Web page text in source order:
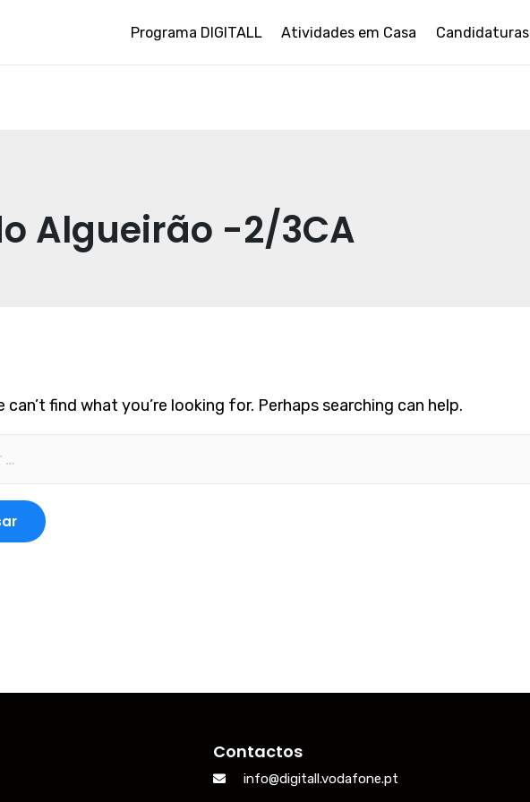
Programa DIGITALL Atividades em Casa Candidaturas
Algueirão -2/3CA
can’t find what you’re looking for. Perhaps searching can help.
Contactos
info@digitall.vodafone.pt